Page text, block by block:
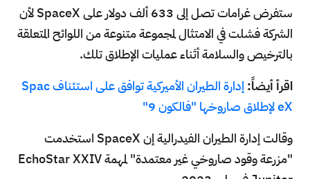
ستفرض غرامات تصل إلى 633 ألف دولار على SpaceX لأن
الشركة فشلت في الامتثال لمجموعة متنوعة من اللوائح المتعلقة
بالترخيص والسلامة أثناء عمليات الإطلاق تلك.
اقرأ أيضاً:
إدارة الطيران الأميركية توافق على استئناف Spac
eX لإطلاق صاروخها "فالكون 9"
وقالت إدارة الطيران الفيدرالية إن SpaceX استخدمت
"مزرعة وقود صاروخي غير معتمدة" لمهمة EchoStar XXIV